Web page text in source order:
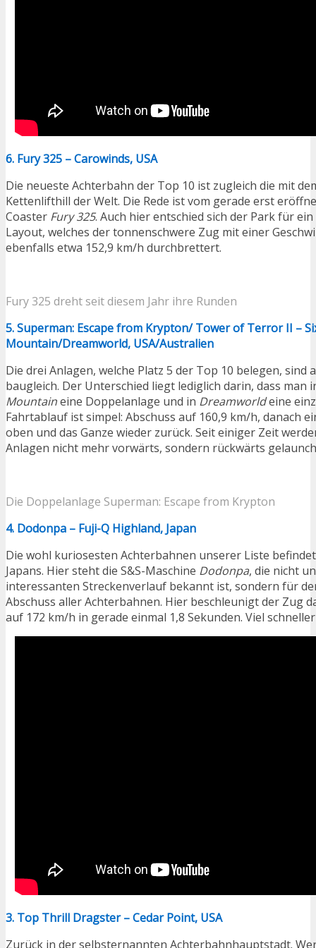
6. Fury 325 – Carowinds, USA
Die neueste Achterbahn der Top 10 ist zugleich die mit
Kettenlifthill der Welt. Die Rede ist vom gerade erst
Coaster Fury 325. Auch hier entschied sich der Park für
Layout, welches der tonnenschwere Zug mit einer
ebenfalls etwa 152,9 km/h durchbrettert.
Fury 325 dreht seit diesem Jahr ihre Runden
5. Superman: Escape from Krypton/ Tower of Terror II –
Mountain/Dreamworld, USA/Australien
Die drei Anlagen, welche Platz 5 der Top 10 belegen, sind
baugleich. Der Unterschied liegt lediglich darin, dass man
Mountaineine Doppelanlage und in Dreamworldeine
Fahrtablauf ist simpel: Abschuss auf 160,9 km/h, danach
oben und das Ganze wieder zurück. Seit einiger Zeit
Anlagen nicht mehr vorwärts, sondern rückwärts
Die Doppelanlage Superman: Escape from Krypton
4. Dodonpa – Fuji-Q Highland, Japan
Die wohl kuriosesten Achterbahnen unserer Liste
Japans. Hier steht die S&S-Maschine Dodonpa, die nicht
interessanten Streckenverlauf bekannt ist, sondern für
Abschuss aller Achterbahnen. Hier beschleunigt der Zug
auf 172 km/h in gerade einmal 1,8 Sekunden. Viel
3. Top Thrill Dragster – Cedar Point, USA
Zurück in der selbsternannten Achterbahnhauptstadt.